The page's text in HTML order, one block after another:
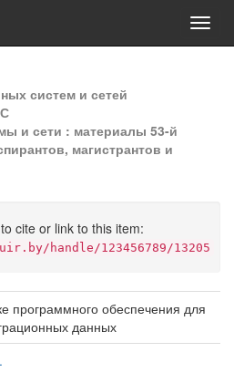
систем и сетей
и сети : материалы 53-й
магистрантов и
cite or link to this item:
handle/123456789/13205
программного обеспечения для
данных